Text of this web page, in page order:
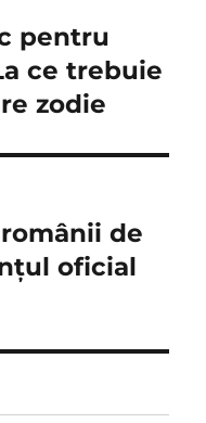
pentru
ce trebuie
zodie
de
oficial